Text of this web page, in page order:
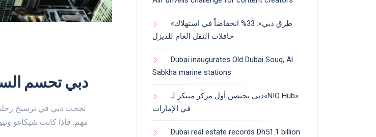
دبي تحسم
نجحت دبي في ترسيخ
مهم. فإذا كانت شيكاغو
«طرق دبي»: 33% انخفاضاً في استهلاك
حافلات النقل العام للديزل
Dubai inaugurates Old Dubai Souq, Al
Sabkha marine stations
دبي تحتضن أول مركز مبتكر لـ«NIO Hub»
في الإمارات
Dubai real estate records Dh51.1 billion